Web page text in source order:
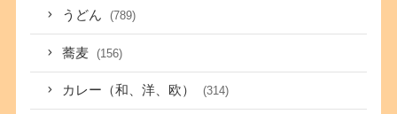
うどん (789)
蕎麦 (156)
カレー（和、洋、欧） (314)